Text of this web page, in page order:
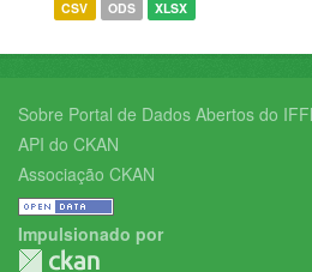
CSV ODS XLSX
Sobre Portal de Dados Abertos do
API do CKAN
Associação CKAN
Impulsionado por